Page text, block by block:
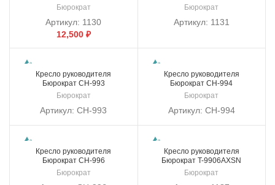
Бюрократ
Артикул: 1130
12,500 ₽
Бюрократ
Артикул: 1131
Кресло руководителя
Бюрократ CH-993
Бюрократ
Артикул:CH-993
Кресло руководителя
Бюрократ CH-994
Бюрократ
Артикул: CH-994
Кресло руководителя
Бюрократ CH-996
Бюрократ
Кресло руководителя
Бюрократ T-9906AXSN
Бюрократ